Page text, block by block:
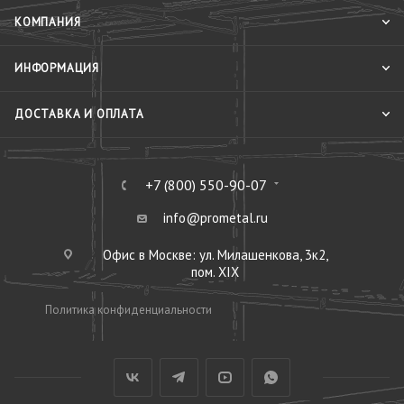
КОМПАНИЯ
ИНФОРМАЦИЯ
ДОСТАВКА И ОПЛАТА
+7 (800) 550-90-07
info@prometal.ru
Офис в Москве: ул. Милашенкова, 3к2,
пом. XIX
Политика конфиденциальности